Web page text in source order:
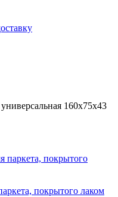
160x75x43
покрытого лаком